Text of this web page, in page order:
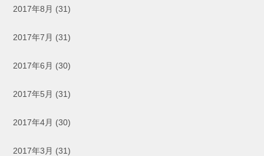
2017年8月 (31)
2017年7月 (31)
2017年6月 (30)
2017年5月 (31)
2017年4月 (30)
2017年3月 (31)